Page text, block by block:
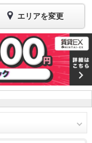
エリアを変更